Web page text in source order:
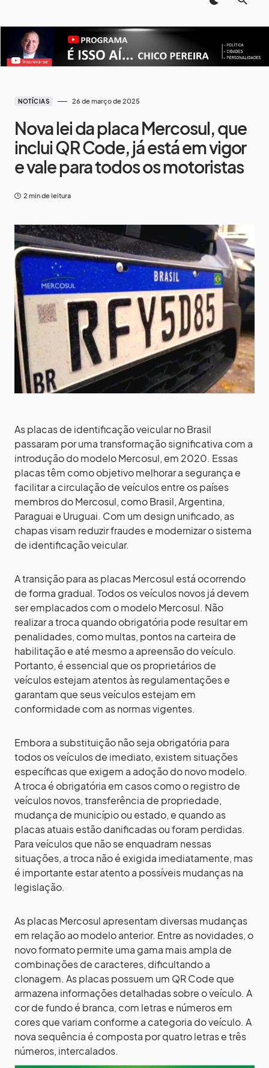
NOTÍCIAS 26 de março de 2025
Nova lei da placa Mercosul, que
inclui QR Code, já está em vigor
e vale para todos os motoristas
2 min de leitura
As placas de identificação veicular no Brasil
passaram por uma transformação significativa com a
introdução do modelo Mercosul, em 2020. Essas
placas têm como objetivo melhorar a segurança e
facilitar a circulação de veículos entre os países
membros do Mercosul, como Brasil, Argentina,
Paraguai e Uruguai. Com um design unificado, as
chapas visam reduzir fraudes e modernizar o sistema
de identificação veicular.
A transição para as placas Mercosul está ocorrendo
de forma gradual. Todos os veículos novos já devem
ser emplacados com o modelo Mercosul. Não
realizar a troca quando obrigatória pode resultar em
penalidades, como multas, pontos na carteira de
habilitação e até mesmo a apreensão do veículo.
Portanto, é essencial que os proprietários de
veículos estejam atentos às regulamentações e
garantam que seus veículos estejam em
conformidade com as normas vigentes.
Embora a substituição não seja obrigatória para
todos os veículos de imediato, existem situações
específicas que exigem a adoção do novo modelo.
A troca é obrigatória em casos como o registro de
veículos novos, transferência de propriedade,
mudança de município ou estado, e quando as
placas atuais estão danificadas ou foram perdidas.
Para veículos que não se enquadram nessas
situações, a troca não é exigida imediatamente, mas
é importante estar atento a possíveis mudanças na
legislação.
As placas Mercosul apresentam diversas mudanças
em relação ao modelo anterior. Entre as novidades, o
novo formato permite uma gama mais ampla de
combinações de caracteres, dificultando a
clonagem. As placas possuem um QR Code que
armazena informações detalhadas sobre o veículo. A
cor de fundo é branca, com letras e números em
cores que variam conforme a categoria do veículo. A
nova sequência é composta por quatro letras e três
números, intercalados.